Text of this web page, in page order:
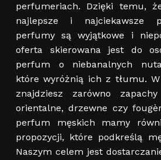
perfumeriach. Dzięki temu,
najlepsze i najciekawsze
perfumy są wyjątkowe i
oferta skierowana jest do
perfum o niebanalnych
które wyróżnią ich z tłumu.
znajdziesz zarówno
orientalne, drzewne czy
perfum męskich mamy
propozycji, które podkreślą
Naszym celem jest